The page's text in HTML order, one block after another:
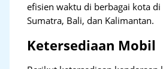
efisien waktu di berbagai kota di
Sumatra, Bali, dan Kalimantan.
Ketersediaan Mobil